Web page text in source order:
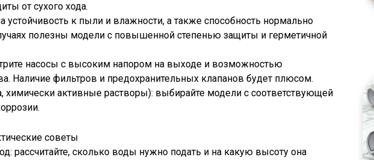
от сухого хода.
к пыли и влажности, а также способность нормально
полезны модели с повышенной степенью защиты и герметичной
насосы с высоким напором на выходе и возможностью
Наличие фильтров и предохранительных клапанов будет плюсом.
химически активные растворы): выбирайте модели с соответствующей
советы
рассчитайте, сколько воды нужно подать и на какую высоту она